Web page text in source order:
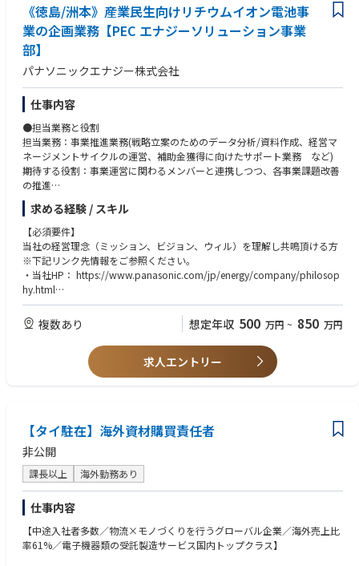
【ポジションの魅力・やりがい・キャリアパス】
・メガバンク系と異なり、地方銀行ではより経営層と近いところで会話を
いただき、経営課題をシステムから変えていくという点に携わることがで
きます。単なる仕組みづくりだけではなく、お客様の経営を支援する専門
家としての知見も求められ、技術者／コンサルティング力の両面を磨き上
げげることが可能です。
・地域に根差した銀行さんのシステムに携わるため、地域貢献や地元へ価
値貢献をすることが可能です。
・当本部はプロジェクト／案件の拡大期であり、まだ顧客のシステム構想
が定まり切っていないところから顧客へ入り込んでいただきます。そのた
め超上流の部分からシステムの導入まで一貫して携わることができ、プロ
ジェクト管理や遂行能力、またコストと品質のバランスを保ったシステム
設計など技術者としての知見を存分に増やしていくこと可能です。
【働く環境】
①当本部は、地域金融機関事業におけるIT/OT分野を管轄するフロント本
部です。
配属組織は社員50名規模、若手～ベテランまで幅広い年齢層が所属して
います。
顧客先にシステムエンジニアを配置し、お客様に対して極め細やかなサ
ービスを提供しています。
ステムに関するものであり、業務を通して社会的な役割を強く感じること
②主に顧客先業務となりますが、自社または顧客先に出社と在宅勤務を組
合わせた勤務形態となります。
【求める人物像】※期待行動・コンピテンシー等
【全職種共通（日立グループ コア・コンピテンシー）】
・People Champion（一人ひとりを活かす）：
多様な人財を活かすために、お互いを信頼しパフォーマンスを最大限に
言と成長を支援する。
・Customer & Society Focus（顧客・社会起点で考える）：
社会を起点に課題を捉え、常に誠実に行動することを忘れずに、社内外
の関係者と協創で成果に責任を持って社会に貢献する。
・Innovation（イノベーションを起こす）：
新しい価値を生み出すために、情熱を持って学び、現状に挑戦し、素早
く応えて、イノベーションを加速する。
【その他職種特有】
・さまざまなことに対してポジティブにモチベーション高く取り組むこと
が出来る
・チームメンバを束ねて、プロジェクトを推し進めることができる
・意思を持って最後までやり切る
・諦めない/負けず嫌いなマインドを持っている
・ハードネゴシエーションできる
・成長意欲がある
・ルールや行動規範を遵守する
短大・専門卒以上
《徳島/洲本》産業民生向けリチウムイオン電池事
業の企画業務【PEC エナジーソリューション事業
部】
パナソニックエナジー株式会社
仕事内容
●担当業務と役割
担当業務：事業推進業務(戦略立案のためのデータ分析/資料作成、経営マ
ネージメントサイクルの運営、補助金獲得に向けたサポート業務 など)
期待する役割：事業運営に関わるメンバーと連携しつつ、各事業課題改善
の推進
●具体的な仕事内容
・事業戦略：事業戦略立案に向けた、事業数値データを分析及び幹部報告
資料の素材作り、またBU関連メンバーと協議を行い戦略達成に向けた行動
サポート。
・経営マネージメントサイクル：各会議体の繋がりを意識した会議運営に
向けて、各会議体での議論の整理及びAIに対する対応の関連メンバーへの
投げかけ、AIの刈り取りサポート。
・補助金：BUキャッシュ創出に向けた国の補助金を獲得するために、各マ
イルストーンを整理した上で、各フェーズ毎に対応必要なイベント対応及
び提出必要文書の準備サポート。
●この仕事を通じて得られること
●職場の雰囲気
業務範囲や責任の観点から自身の成長を愉しみながら実感できる職場であ
り、また必要に応じて在宅勤務やフレックス等を活用し、ワークライフバ
ランスを保ちながら業務をできる。
●キャリアパス
狭さ及び深さが求められる職能軸とは異なり、事業企画では浅く・広い業
務の中で、自身がどこまで深く踏み込めるかがポイントとなっており、そ
求める経験 / スキル
【必須要件】
当社の経営理念（ミッション、ビジョン、ウィル）を理解し共鳴頂ける方
※下記リンク先情報をご参照ください。
・当社HP： https://www.panasonic.com/jp/energy/company/philosop
hy.html
・採用HP： https://energy-sp.panasonic.com/jp/recruit/philosophy
【人柄・コンピテンシー】
・周囲とコミュニケーションがスムーズに取れる。
・他部門とも協業できる。
・能動的、主体的に活動し、最後までやり遂げる強い意志(やるき)をお持
複数あり 想定年収 500 万円 ~ 850 万円
求人エントリー
【タイ駐在】海外資材購買責任者
非公開
課長以上 海外勤務あり
仕事内容
【中途入社者多数／物流×モノづくりを行うグローバル企業／海外売上比
率61%／電子機器類の受託製造サービス国内トップクラス】